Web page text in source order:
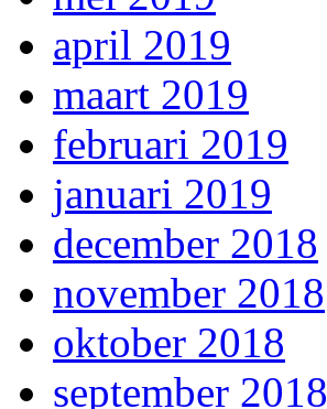
april 2019
maart 2019
februari 2019
januari 2019
december 2018
november 2018
oktober 2018
september 2018